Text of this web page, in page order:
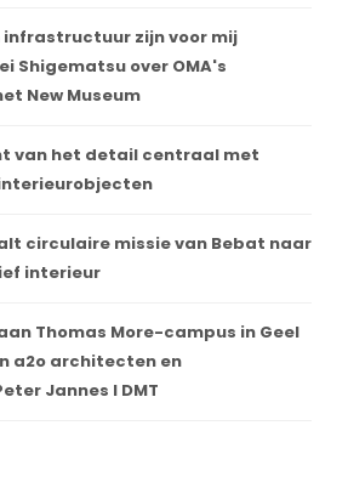
zijn voor mij
Shigematsu over OMA's
New Museum
van het detail centraal met
circulaire missie van Bebat naar
interieur
Thomas More-campus in Geel
a2o architecten en
Jannes I DMT